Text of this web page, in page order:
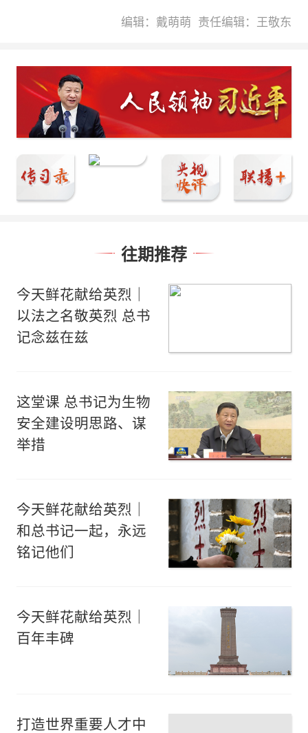
编辑：戴萌萌 责任编辑：王敬东
往期推荐
今天鲜花献给英烈｜
以法之名敬英烈 总书
记念兹在兹
这堂课 总书记为生物
安全建设明思路、谋
举措
今天鲜花献给英烈｜
和总书记一起，永远
铭记他们
今天鲜花献给英烈｜
百年丰碑
打造世界重要人才中